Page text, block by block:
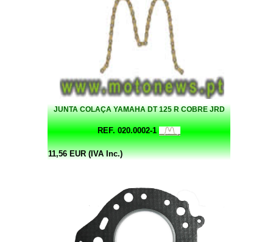
JUNTA COLAÇA YAMAHA DT 125 R COBRE JRD
REF. 020.0002-1
11,56 EUR (IVA Inc.)